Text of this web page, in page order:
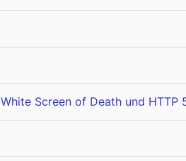
Screen of Death und HTTP